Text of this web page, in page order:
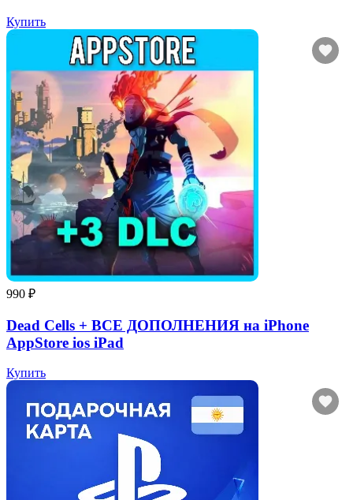
Купить
990 ₽
Dead Cells + ВСЕ ДОПОЛНЕНИЯ на iPhone
AppStore ios iPad
Купить